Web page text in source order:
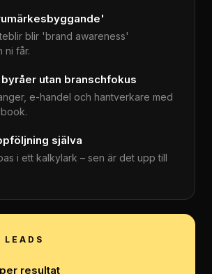
blir 'brand awareness'
ni får.
utan branschfokus
e-handel och hantverkare med
själva
i ett kalkylark – sen är det upp till
LEADS
resultat